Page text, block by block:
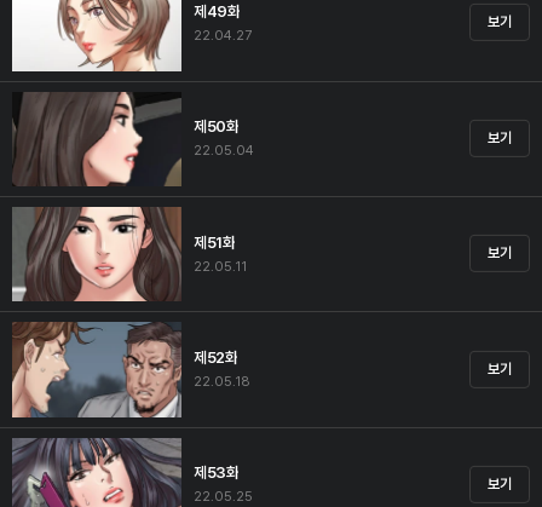
제49화
22.04.27
보기
제50화
22.05.04
보기
제51화
22.05.11
보기
제52화
22.05.18
보기
제53화
22.05.25
보기